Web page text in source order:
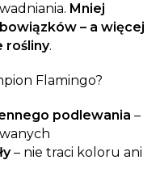
Mniej
– a więcej
rośliny.
Flamingo?
podlewania –
– nie traci koloru ani